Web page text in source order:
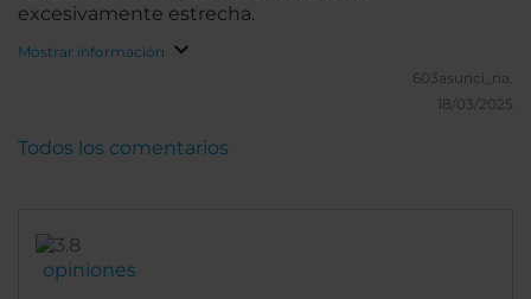
excesivamente estrecha.
Mostrar información
603asunci_na.
18/03/2025
opiniones
Todos los comentarios